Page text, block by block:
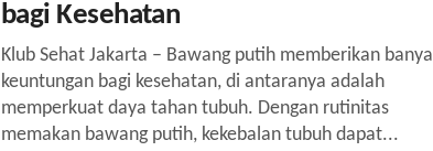
bagi Kesehatan
Klub Sehat Jakarta – Bawang putih memberikan
keuntungan bagi kesehatan, di antaranya adalah
memperkuat daya tahan tubuh. Dengan rutinitas
memakan bawang putih, kekebalan tubuh dapat...